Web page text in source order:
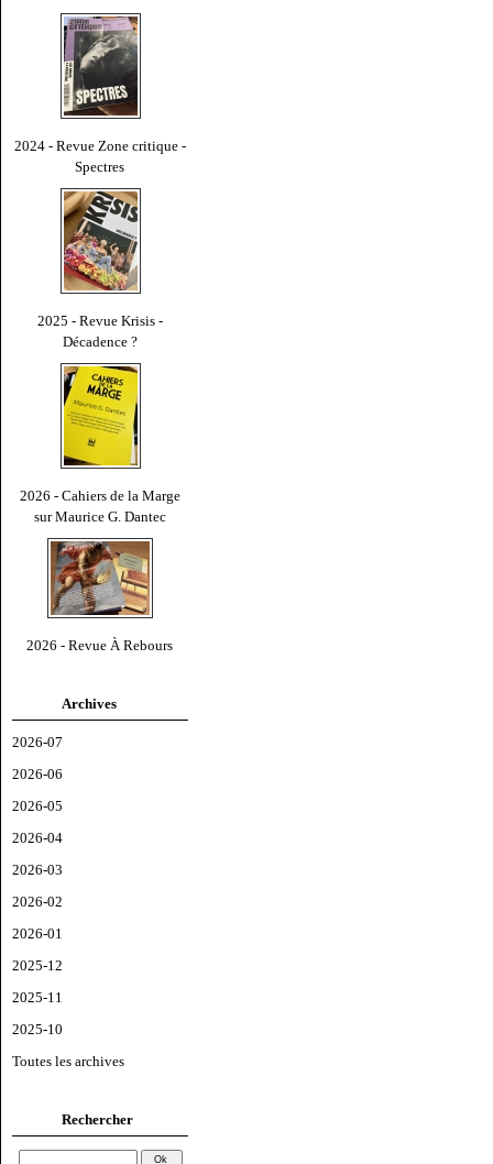
2024 - Revue Zone critique -
Spectres
2025 - Revue Krisis -
Décadence ?
2026 - Cahiers de la Marge
sur Maurice G. Dantec
2026 - Revue À Rebours
Archives
2026-07
2026-06
2026-05
2026-04
2026-03
2026-02
2026-01
2025-12
2025-11
2025-10
Toutes les archives
Rechercher